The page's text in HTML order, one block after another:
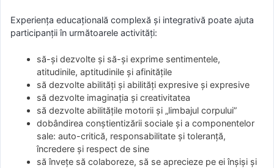
Experiența educațională complexă și integrativă poate ajuta
participanții în următoarele activități:
să-și dezvolte și să-și exprime sentimentele,
atitudinile, aptitudinile și afinitățile
să dezvolte abilități și abilități expresive și expresive
să dezvolte imaginația și creativitatea
să dezvolte abilitățile motorii și „limbajul corpului”
dobândirea conștientizării sociale și a componentelor
sale: auto-critică, responsabilitate și toleranță,
încredere și respect de sine
să învețe să colaboreze, să se aprecieze pe ei înșiși și